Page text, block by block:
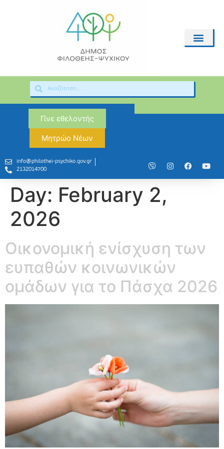
Γίνε εθελοντής
Μητρώο Νέων
info@philothei-psychiko.gov.gr
2132014700
Day: February 2,
2026
Οικονομική ενίσχυση των
ευπαθών κοινωνικών
ομάδων για το Πάσχα 2026